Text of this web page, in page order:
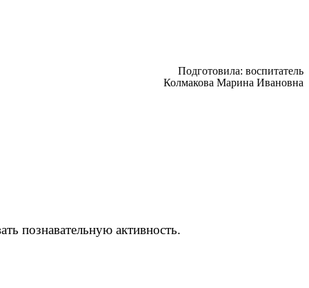
Подготовила: воспитатель
Колмакова Марина Ивановна
познавательную активность.